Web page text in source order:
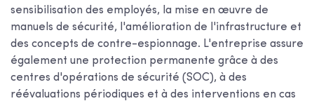
sensibilisation des employés, la mise en œuvre de
manuels de sécurité, l'amélioration de l'infrastructure et
des concepts de contre-espionnage. L'entreprise assure
également une protection permanente grâce à des
centres d'opérations de sécurité (SOC), à des
réévaluations périodiques et à des interventions en cas